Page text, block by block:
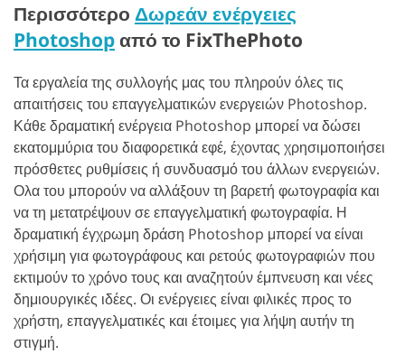
Περισσότερο Δωρεάν ενέργειες
Photoshopαπό το FixThePhoto
Τα εργαλεία της συλλογής μας του πληρούν όλες τις
απαιτήσεις του επαγγελματικών ενεργειών Photoshop.
Κάθε δραματική ενέργεια Photoshop μπορεί να δώσει
εκατομμύρια του διαφορετικά εφέ, έχοντας χρησιμοποιήσει
πρόσθετες ρυθμίσεις ή συνδυασμό του άλλων ενεργειών.
Ολα του μπορούν να αλλάξουν τη βαρετή φωτογραφία και
να τη μετατρέψουν σε επαγγελματική φωτογραφία. Η
δραματική έγχρωμη δράση Photoshop μπορεί να είναι
χρήσιμη για φωτογράφους και ρετούς φωτογραφιών που
εκτιμούν το χρόνο τους και αναζητούν έμπνευση και νέες
δημιουργικές ιδέες. Οι ενέργειες είναι φιλικές προς το
χρήστη, επαγγελματικές και έτοιμες για λήψη αυτήν τη
στιγμή.